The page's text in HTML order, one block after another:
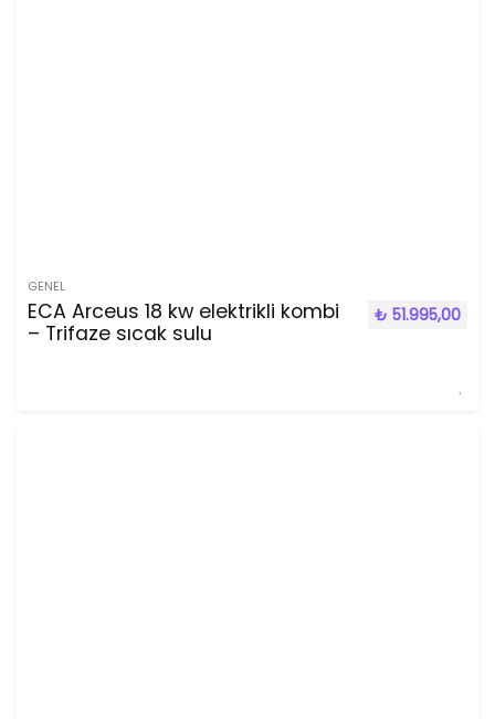
GENEL
ECA Arceus 18 kw elektrikli kombi
– Trifaze sıcak sulu
₺ 51.995,00